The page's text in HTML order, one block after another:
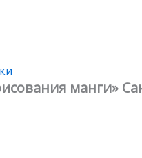
манги»